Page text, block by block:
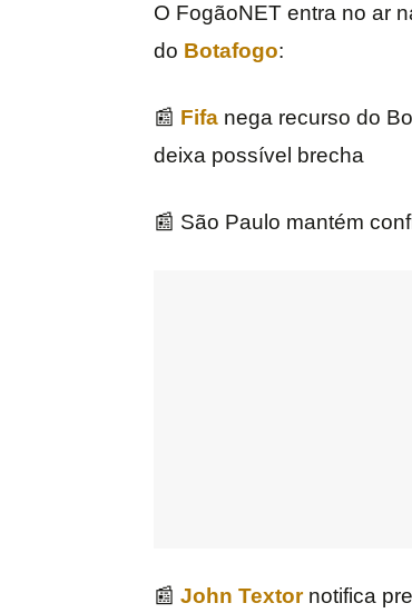
O FogãoNET entra no ar
do Botafogo:
📰 Fifanega recurso do
deixa possível brecha
📰 São Paulo mantém
📰 John Textornotifica